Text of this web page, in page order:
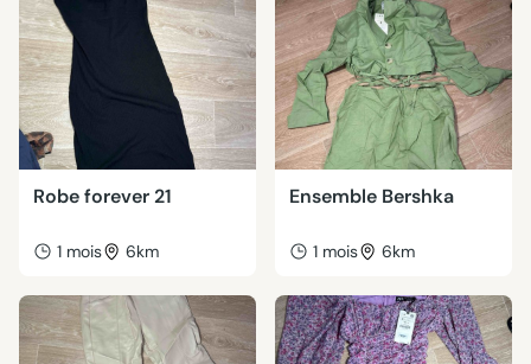
Robe forever 21
1 mois 6km
Ensemble Bershka
1 mois 6km